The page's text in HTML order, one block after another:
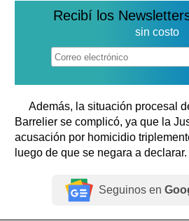
Recibí los
sin costo
Además, la situación procesal
Barrelier se complicó, ya que la
acusación por homicidio
luego de que se negara a declarar.
Seguinos en